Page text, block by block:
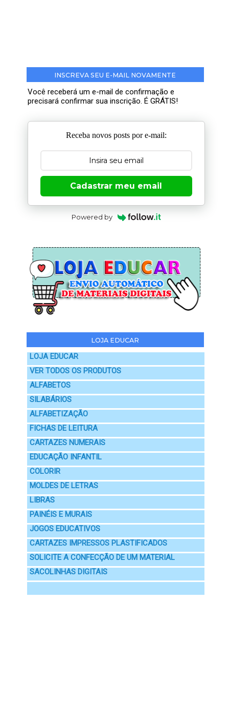
INSCREVA SEU E-MAIL NOVAMENTE
Você receberá um e-mail de confirmação e
precisará confirmar sua inscrição. É GRÁTIS!
Receba novos posts por e-mail:
Cadastrar meu email
Powered by
LOJA EDUCAR
LOJA EDUCAR
VER TODOS OS PRODUTOS
ALFABETOS
SILABÁRIOS
ALFABETIZAÇÃO
FICHAS DE LEITURA
CARTAZES NUMERAIS
EDUCAÇÃO INFANTIL
COLORIR
MOLDES DE LETRAS
LIBRAS
PAINÉIS E MURAIS
JOGOS EDUCATIVOS
CARTAZES IMPRESSOS PLASTIFICADOS
SOLICITE A CONFECÇÃO DE UM MATERIAL
SACOLINHAS DIGITAIS